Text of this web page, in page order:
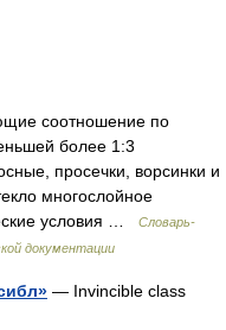
соотношение по
более 1:3
просечки, ворсинки и
многослойное
условия …
Словарь-
документации
— Invincible class